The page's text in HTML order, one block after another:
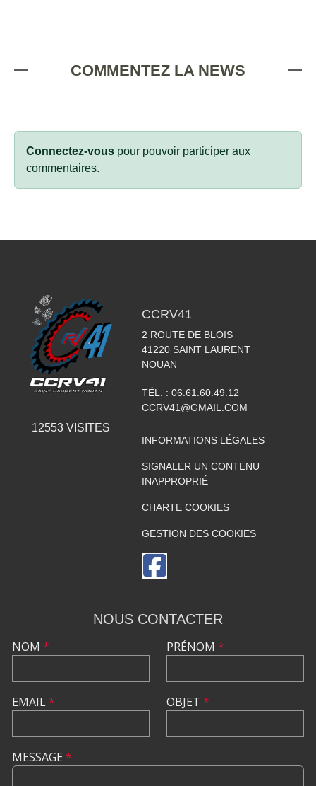
COMMENTEZ LA NEWS
Connectez-vous pour pouvoir participer aux
commentaires.
12553VISITES
CCRV41
2 ROUTE DE BLOIS
41220 SAINT LAURENT
NOUAN
TÉL. : 06.61.60.49.12
CCRV41@GMAIL.COM
INFORMATIONS LÉGALES
SIGNALER UN CONTENU
INAPPROPRIÉ
CHARTE COOKIES
GESTION DES COOKIES
NOUS CONTACTER
NOM *
EMAIL*
PRÉNOM *
OBJET *
MESSAGE *